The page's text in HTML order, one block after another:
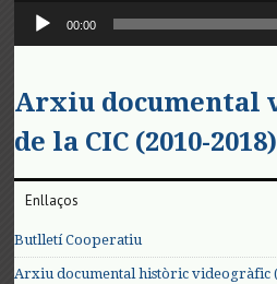
00:00
Arxiu documental
de la CIC (2010-2018)
Enllaços
Butlletí Cooperatiu
Arxiu documental històric videogràfic